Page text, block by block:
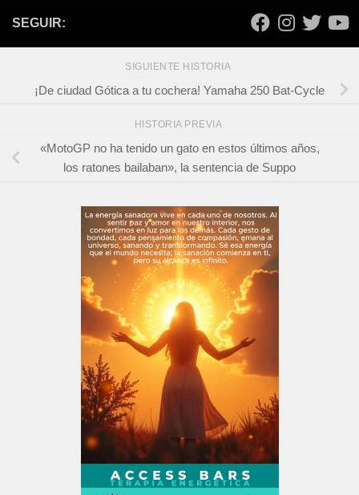
SEGUIR:
SIGUIENTE HISTORIA
¡De ciudad Gótica a tu cochera! Yamaha 250 Bat-Cycle
HISTORIA PREVIA
«MotoGP no ha tenido un gato en estos últimos años,
los ratones bailaban», la sentencia de Suppo